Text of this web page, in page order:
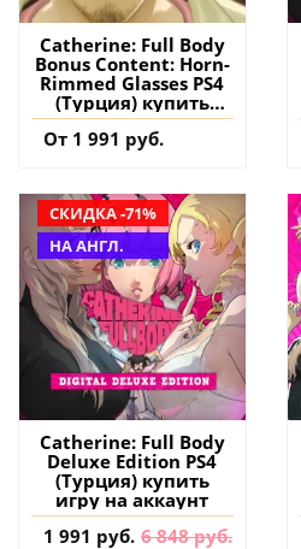
Catherine: Full Body
Bonus Content: Horn-
Rimmed Glasses PS4
(Турция) купить
дополнение на
аккаунт
От 1 991 руб.
СКИДКА -71%
НА АНГЛ.
Catherine: Full Body
Deluxe Edition PS4
(Турция) купить
игру на аккаунт
1 991 руб. 6 848 руб.